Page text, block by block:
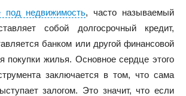
под недвижимость, часто называемый
собой долгосрочный кредит,
банком или другой финансовой
покупки жилья. Основное сердце этого
заключается в том, что сама
залогом. Это значит, что если